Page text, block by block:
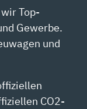
Top-
Gewerbe.
und
CO2-